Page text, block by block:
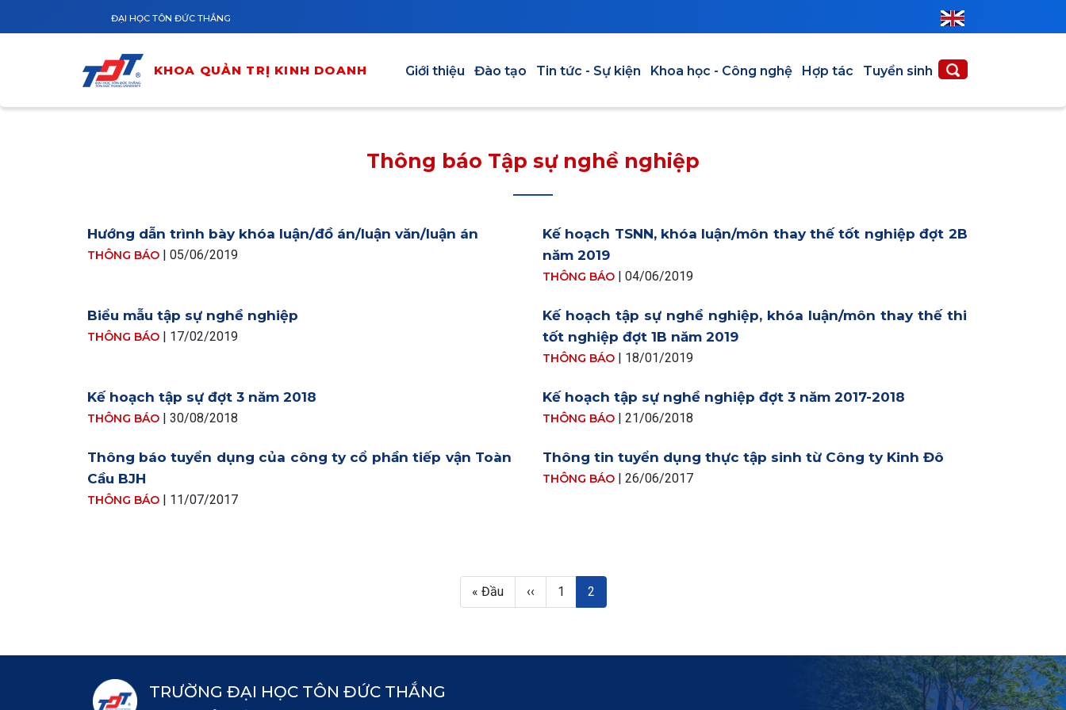
ĐẠI HỌC TÔN ĐỨC THẮNG
KHOA QUẢN TRỊ KINH DOANH Giới thiệu Đào tạo Tin tức - Sự kiện Khoa học - Công nghệ Hợp tác Tuyển sinh
Thông báo Tập sự nghề nghiệp
Hướng dẫn trình bày khóa luận/đồ án/luận văn/luận án
THÔNG BÁO | 05/06/2019
Kế hoạch TSNN, khóa luận/môn thay thế tốt nghiệp đợt 2B
năm 2019
THÔNG BÁO | 04/06/2019
Biểu mẫu tập sự nghề nghiệp
THÔNG BÁO | 17/02/2019
Kế hoạch tập sự nghề nghiệp, khóa luận/môn thay thế thi
tốt nghiệp đợt 1B năm 2019
THÔNG BÁO | 18/01/2019
Kế hoạch tập sự đợt 3 năm 2018
THÔNG BÁO | 30/08/2018
Kế hoạch tập sự nghề nghiệp đợt 3 năm 2017-2018
THÔNG BÁO | 21/06/2018
Thông báo tuyển dụng của công ty cổ phần tiếp vận Toàn
Cầu BJH
THÔNG BÁO | 11/07/2017
Thông tin tuyển dụng thực tập sinh từ Công ty Kinh Đô
THÔNG BÁO | 26/06/2017
First page
« Đầu Trang trước
‹‹ Trang
1 Trang hiện thời
2
TRƯỜNG ĐẠI HỌC TÔN ĐỨC THẮNG